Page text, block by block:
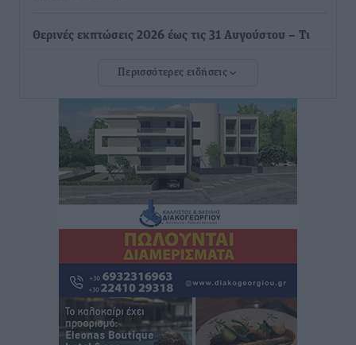
Θερινές εκπτώσεις 2026 έως τις 31 Αυγούστου – Τι
πριν 1 ώρα
ΑΔΜΗΕ: Ολοκληρώνεται η ηλεκτρική διασύνδεση των
Κυκλάδων, τα οφέλη
Ειδήσεις • πριν 1 ώρα
Πόσοι Ευρωπαίοι «αντέχουν» διακοπές στο εξωτερικό
– Τι ισχύει για Έλληνες
Βούλγαροι τουρίστες: Λιγότερες διανυκτερεύσεις
στην Ελλάδα, αλλά 18% υψηλότερη δαπάνη ανά
διανυκτέρευση
Ειδήσεις• πριν 2 ώρες
Περισσότερες ειδήσεις